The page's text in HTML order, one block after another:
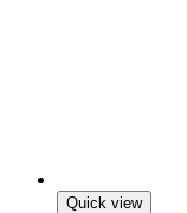
Quick view